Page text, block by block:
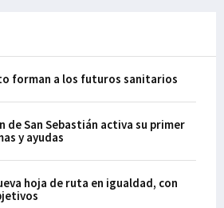
forman a los futuros sanitarios
de San Sebastián activa su primer
y ayudas
hoja de ruta en igualdad, con